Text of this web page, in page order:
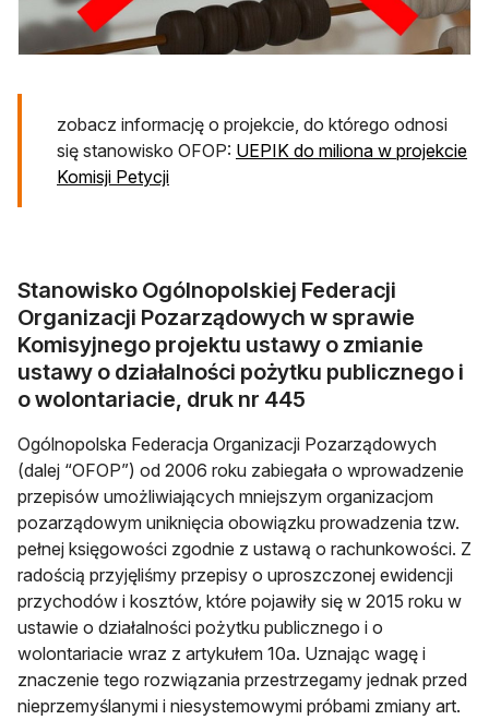
zobacz informację o projekcie, do którego odnosi
się stanowisko OFOP: UEPIK do miliona w projekcie
Komisji Petycji
Stanowisko Ogólnopolskiej Federacji
Organizacji Pozarządowych w sprawie
Komisyjnego projektu ustawy o zmianie
ustawy o działalności pożytku publicznego i
o wolontariacie, druk nr 445
Ogólnopolska Federacja Organizacji Pozarządowych
(dalej “OFOP”) od 2006 roku zabiegała o wprowadzenie
przepisów umożliwiających mniejszym organizacjom
pozarządowym uniknięcia obowiązku prowadzenia tzw.
pełnej księgowości zgodnie z ustawą o rachunkowości. Z
radością przyjęliśmy przepisy o uproszczonej ewidencji
przychodów i kosztów, które pojawiły się w 2015 roku w
ustawie o działalności pożytku publicznego i o
wolontariacie wraz z artykułem 10a. Uznając wagę i
znaczenie tego rozwiązania przestrzegamy jednak przed
nieprzemyślanymi i niesystemowymi próbami zmiany art.